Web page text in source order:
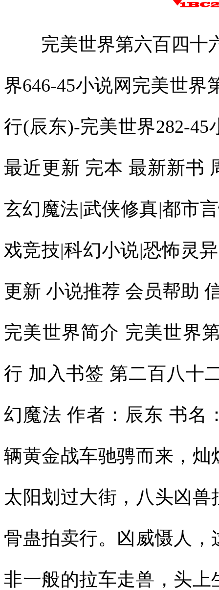
完美世界第六百四十
界646-45小说网完美世界
行(辰东)-完美世界282-
最近更新 完本 最新新书
玄幻魔法|武侠修真|都市
戏竞技|科幻小说|恐怖灵
更新 小说推荐 会员帮助
完美世界简介 完美世界
行 加入书签 第二百八十
幻魔法 作者：辰东 书名
辆黄金战车驰骋而来，
太阳划过大街，八头凶
骨蛊拍卖行。凶威慑人
非一般的拉车走兽，头